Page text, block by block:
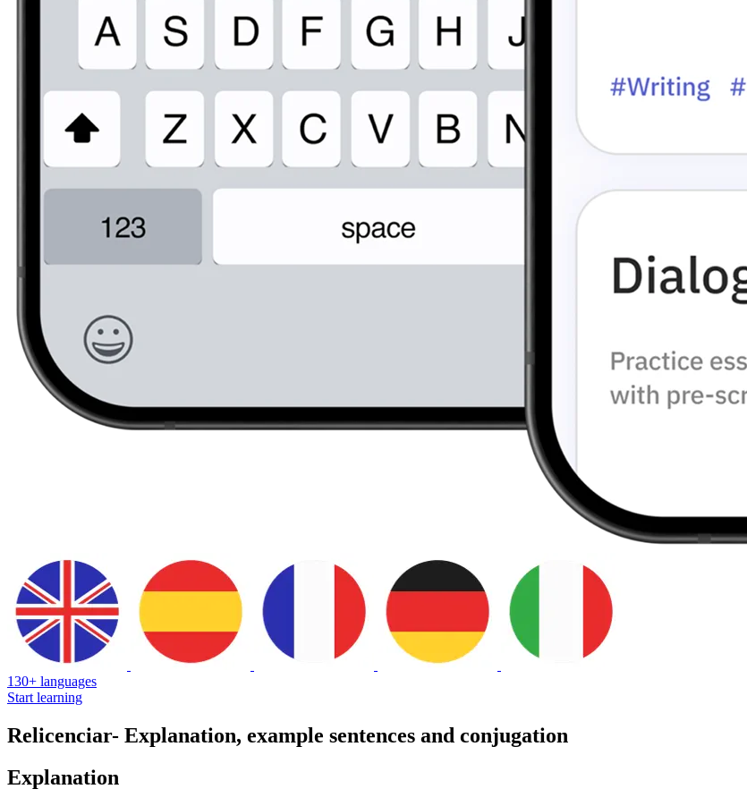
130+ languages
Start learning
Relicenciar- Explanation, example sentences and conjugation
Explanation